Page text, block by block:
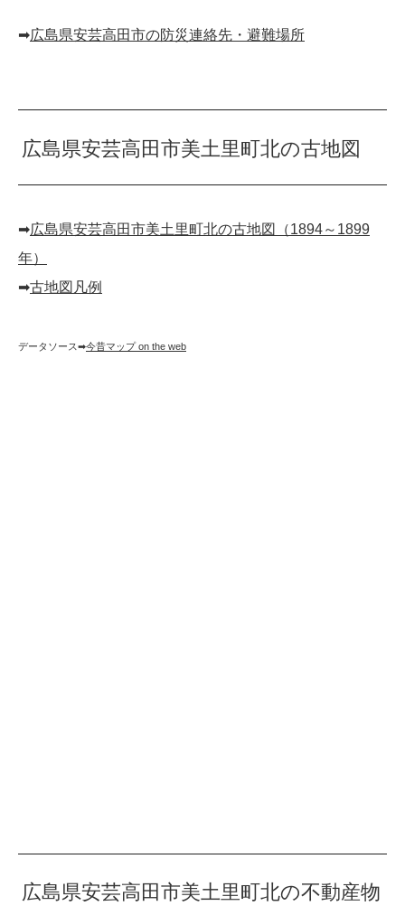
➡︎広島県安芸高田市の防災連絡先・避難場所
広島県安芸高田市美土里町北の古地図
➡︎広島県安芸高田市美土里町北の古地図（1894～1899
年）
➡︎古地図凡例
データソース➡︎今昔マップ on the web
広島県安芸高田市美土里町北の不動産物